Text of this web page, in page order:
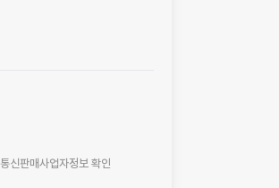
통신판매사업자정보 확인